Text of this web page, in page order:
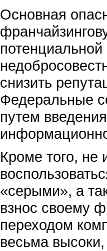
Основная
снизить
Федеральные
путем
Кроме того, не
«серыми», а
взнос своему
переходом
весьма